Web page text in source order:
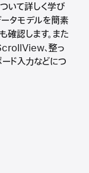
いて詳しく学び
ータモデルを簡素
確認します。また
、整っ
ド入力などにつ